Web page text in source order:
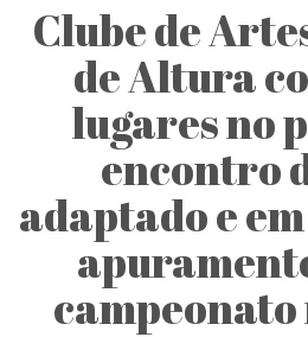
Clube de
de Altura
lugares no
encontro
adaptado e